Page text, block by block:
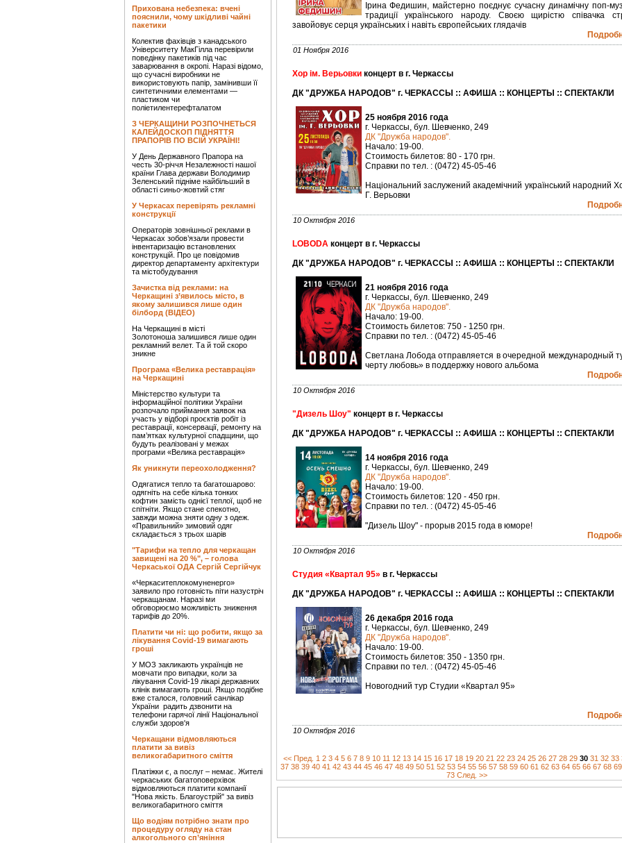
Прихована небезпека: вчені
пояснили, чому шкідливі чайні
пакетики
Колектив фахівців з канадського
Університету МакГілла перевірили
поведінку пакетиків під час
заварювання в окропі. Наразі відомо,
що сучасні виробники не
використовують папір, замінивши її
синтетичними елементами —
пластиком чи
поліетилентерефталатом
З ЧЕРКАЩИНИ РОЗПОЧНЕТЬСЯ
КАЛЕЙДОСКОП ПІДНЯТТЯ
ПРАПОРІВ ПО ВСІЙ УКРАЇНІ!
У День Державного Прапора на
честь 30-річчя Незалежності нашої
країни Глава держави Володимир
Зеленський підніме найбільший в
області синьо-жовтий стяг
У Черкасах перевірять рекламні
конструкції
Операторів зовнішньої реклами в
Черкасах зобов’язали провести
інвентаризацію встановлених
конструкцій. Про це повідомив
директор департаменту архітектури
та містобудування
Зачистка від реклами: на
Черкащині з’явилось місто, в
якому залишився лише один
білборд (ВІДЕО)
На Черкащині в місті
Золотоноша залишився лише один
рекламний велет. Та й той скоро
зникне
Програма «Велика реставрація»
на Черкащині
Міністерство культури та
інформаційної політики України
розпочало приймання заявок на
участь у відборі проєктів робіт із
реставрації, консервації, ремонту на
пам’ятках культурної спадщини, що
будуть реалізовані у межах
програми «Велика реставрація»
Як уникнути переохолодження?
Одягатися тепло та багатошарово:
одягніть на себе кілька тонких
кофтин замість однієї теплої, щоб не
спітніти. Якщо стане спекотно,
завжди можна зняти одну з одеж.
«Правильний» зимовий одяг
складається з трьох шарів
"Тарифи на тепло для черкащан
завищені на 20 %", – голова
Черкаської ОДА Сергій Сергійчук
«Черкаситеплокомуненерго»
заявило про готовність піти назустріч
черкащанам. Наразі ми
обговорюємо можливість зниження
тарифів до 20%.
Платити чи ні: що робити, якщо за
лікування Covid-19 вимагають
гроші
У МОЗ закликають українців не
мовчати про випадки, коли за
лікування Covid-19 лікарі державних
клінік вимагають гроші. Якщо подібне
вже сталося, головний санлікар
України радить дзвонити на
телефони гарячої лінії Національної
служби здоров'я
Черкащани відмовляються
платити за вивіз
великогабаритного сміття
Платіжки є, а послуг – немає. Жителі
черкаських багатоповерхівок
відмовляються платити компанії
"Нова якість. Благоустрій" за вивіз
великогабаритного сміття
Що водіям потрібно знати про
процедуру огляду на стан
алкогольного сп’яніння
Ірина Федишин, майстерно поєднує сучасну динамічну поп-
традиції українського народу. Своєю щирістю співачка
завойовує серця українських і навіть європейських глядачів
01 Ноября 2016
Хор ім. Верьовки концерт в г. Черкассы
ДК "ДРУЖБА НАРОДОВ" г. ЧЕРКАССЫ :: АФИША :: КОНЦЕРТЫ :: СПЕКТАКЛИ
25 ноября 2016 года
г. Черкассы, бул. Шевченко, 249
ДК "Дружба народов".
Начало: 19-00.
Стоимость билетов: 80 - 170 грн.
Справки по тел. : (0472) 45-05-46
Національний заслужений академічний український народний
Г. Верьовки
10 Октября 2016
LOBODAконцерт в г. Черкассы
ДК "ДРУЖБА НАРОДОВ" г. ЧЕРКАССЫ :: АФИША :: КОНЦЕРТЫ :: СПЕКТАКЛИ
21 ноября 2016 года
г. Черкассы, бул. Шевченко, 249
ДК "Дружба народов".
Начало: 19-00.
Стоимость билетов: 750 - 1250 грн.
Справки по тел. : (0472) 45-05-46
Светлана Лобода отправляется в очередной международный
черту любовь» в поддержку нового альбома
10 Октября 2016
"Дизель Шоу" концерт в г. Черкассы
ДК "ДРУЖБА НАРОДОВ" г. ЧЕРКАССЫ :: АФИША :: КОНЦЕРТЫ :: СПЕКТАКЛИ
14 ноября 2016 года
г. Черкассы, бул. Шевченко, 249
ДК "Дружба народов".
Начало: 19-00.
Стоимость билетов: 120 - 450 грн.
Справки по тел. : (0472) 45-05-46
"Дизель Шоу" - прорыв 2015 года в юморе!
10 Октября 2016
Студия «Квартал 95» в г. Черкассы
ДК "ДРУЖБА НАРОДОВ" г. ЧЕРКАССЫ :: АФИША :: КОНЦЕРТЫ :: СПЕКТАКЛИ
26 декабря 2016 года
г. Черкассы, бул. Шевченко, 249
ДК "Дружба народов".
Начало: 19-00.
Стоимость билетов: 350 - 1350 грн.
Справки по тел. : (0472) 45-05-46
Новогодний тур Студии «Квартал 95»
10 Октября 2016
<< Пред. 1 2 3 4 5 6 7 8 9 10 11 12 13 14 15 16 17 18 19 20 21 22 23 24 25 26 27 28 29 30 31 32 33
37 38 39 40 41 42 43 44 45 46 47 48 49 50 51 52 53 54 55 56 57 58 59 60 61 62 63 64 65 66 67 68 69
73 След. >>